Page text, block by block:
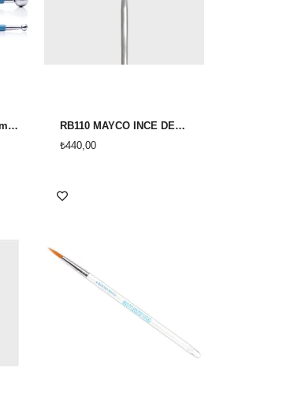
Re6102 Toplu Modelleme Set
RB110 MAYCO İNCE DETAY FIRÇASI
₺440,00